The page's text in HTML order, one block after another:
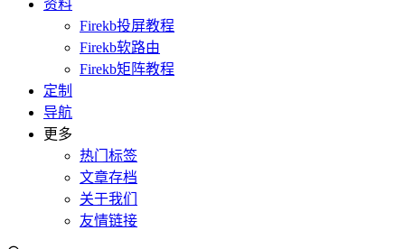
资料
Firekb投屏教程
Firekb软路由
Firekb矩阵教程
定制
导航
更多
热门标签
文章存档
关于我们
友情链接